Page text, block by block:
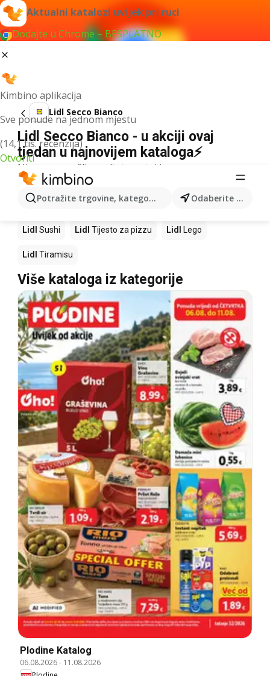
Aktualni katalozi uvijek pri ruci
Dodajte u Chrome – BESPLATNO
Kimbino aplikacija
Sve ponude na jednom mjestu
(14,1 tis. recenzija)
Otvoriti
Potražite trgovine, kategorije, proizvode... Odaberite grad
Lidl Secco Bianco
Lidl Secco Bianco - u akciji ovaj
tjedan u najnovijem kataloga⚡
Nismo pronašli rezultate za taj izraz.
Slijedeći proizvodi u trgovinama Lidl
Lidl LidlPizza LidlMango Lidl
Lidl Sushi Lidl Tijesto za pizzu Lidl Lego
Lidl Tiramisu
Više kataloga iz kategorije
Plodine Katalog
06.08.2026- 11.08.2026